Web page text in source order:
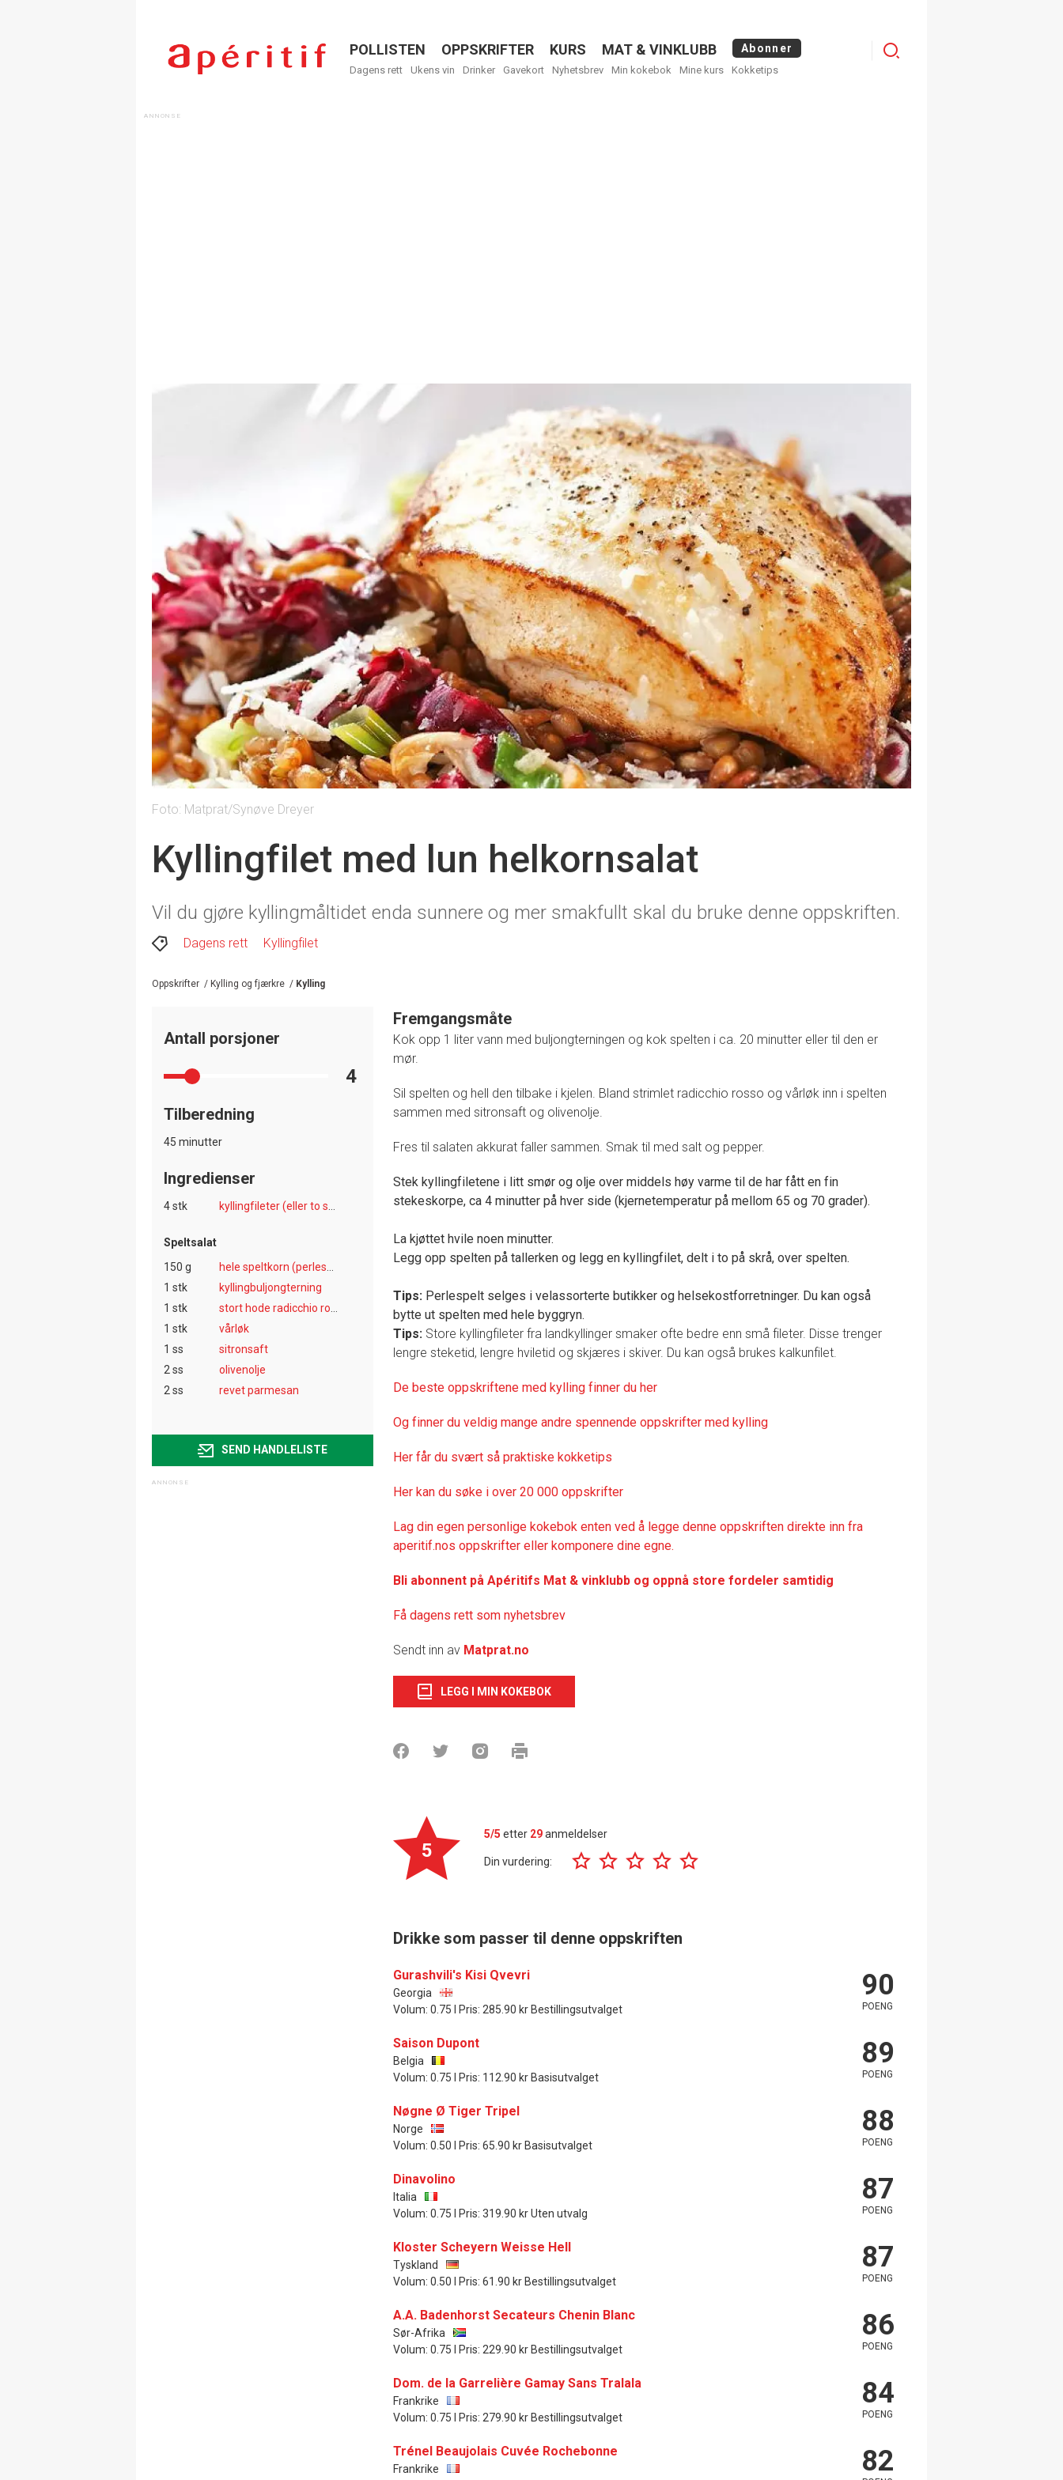
Menu
POLLISTEN OPPSKRIFTER KURS MAT & VINKLUBB Abonner
Dagens rett Ukens vin Drinker Gavekort Nyhetsbrev Min kokebok Mine kurs Kokketips
Logg
Foto: Matprat/Synøve Dreyer
Kyllingfilet med lun helkornsalat
Vil du gjøre kyllingmåltidet enda sunnere og mer smakfullt skal du bruke denne oppskriften.
Dagens rett Kyllingfilet
Oppskrifter / Kylling og fjærkre / Kylling
Antall porsjoner
4
Tilberedning
45 minutter
Ingredienser
4 stk
Speltsalat
150 g
1 stk
kyllingbuljongterning
1 stk
1 stk
vårløk
1 ss
sitronsaft
2 ss
olivenolje
2 ss
revet parmesan
SEND HANDLELISTE
Fremgangsmåte
Kok opp 1 liter vann med buljongterningen og kok spelten i ca. 20 minutter eller til den er
mør.
Sil spelten og hell den tilbake i kjelen. Bland strimlet radicchio rosso og vårløk inn i spelten
sammen med sitronsaft og olivenolje.
Fres til salaten akkurat faller sammen. Smak til med salt og pepper.
Stek kyllingfiletene i litt smør og olje over middels høy varme til de har fått en fin
stekeskorpe, ca 4 minutter på hver side (kjernetemperatur på mellom 65 og 70 grader).
La kjøttet hvile noen minutter.
Legg opp spelten på tallerken og legg en kyllingfilet, delt i to på skrå, over spelten.
Tips: Perlespelt selges i velassorterte butikker og helsekostforretninger. Du kan også
bytte ut spelten med hele byggryn.
Tips: Store kyllingfileter fra landkyllinger smaker ofte bedre enn små fileter. Disse trenger
lengre steketid, lengre hviletid og skjæres i skiver. Du kan også brukes kalkunfilet.
De beste oppskriftene med kylling finner du her
Og finner du veldig mange andre spennende oppskrifter med kylling
Her får du svært så praktiske kokketips
Her kan du søke i over 20 000 oppskrifter
Lag din egen personlige kokebok enten ved å legge denne oppskriften direkte inn fra
aperitif.nos oppskrifter eller komponere dine egne.
Bli abonnent på Apéritifs Mat & vinklubb og oppnå store fordeler samtidig
Få dagens rett som nyhetsbrev
Sendt inn av Matprat.no
LEGG I MIN KOKEBOK
5
5/5 etter 29anmeldelser
Din vurdering:
Drikke som passer til denne oppskriften
Gurashvili's Kisi Qvevri
Georgia
Volum: 0.75 l Pris: 285.90 kr Bestillingsutvalget
90
POENG
Saison Dupont
Belgia
Volum: 0.75 l Pris: 112.90 kr Basisutvalget
89
POENG
Nøgne Ø Tiger Tripel
Norge
Volum: 0.50 l Pris: 65.90 kr Basisutvalget
88
POENG
Dinavolino
Italia
Volum: 0.75 l Pris: 319.90 kr Uten utvalg
87
POENG
Kloster Scheyern Weisse Hell
Tyskland
Volum: 0.50 l Pris: 61.90 kr Bestillingsutvalget
87
POENG
A.A. Badenhorst Secateurs Chenin Blanc
Sør-Afrika
Volum: 0.75 l Pris: 229.90 kr Bestillingsutvalget
86
POENG
Dom. de la Garrelière Gamay Sans Tralala
Frankrike
Volum: 0.75 l Pris: 279.90 kr Bestillingsutvalget
84
POENG
Trénel Beaujolais Cuvée Rochebonne
Frankrike
82